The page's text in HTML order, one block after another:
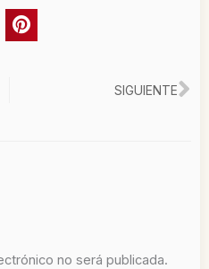
SIGUIENTE
no será publicada.